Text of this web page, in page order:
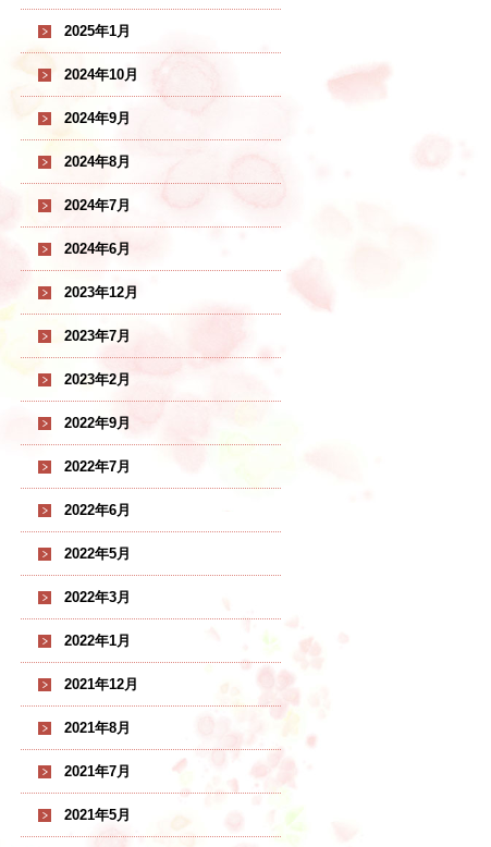
2025年1月
2024年10月
2024年9月
2024年8月
2024年7月
2024年6月
2023年12月
2023年7月
2023年2月
2022年9月
2022年7月
2022年6月
2022年5月
2022年3月
2022年1月
2021年12月
2021年8月
2021年7月
2021年5月